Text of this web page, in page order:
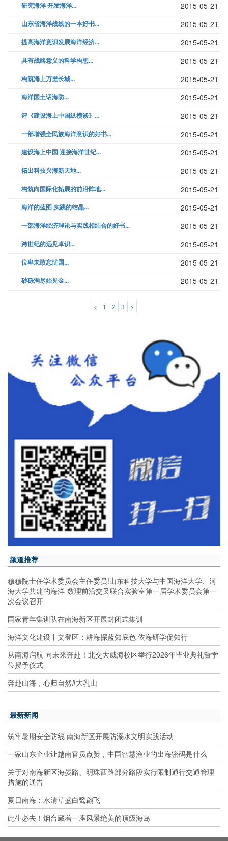
研究海洋 开发海洋... 2015-05-21
山东省海洋战线的一本好书... 2015-05-21
提高海洋意识发展海洋经济... 2015-05-21
具有战略意义的科学构想... 2015-05-21
构筑海上万里长城... 2015-05-21
海洋国土话海防... 2015-05-21
评《建设海上中国纵横谈》... 2015-05-21
一部增强全民族海洋意识的好书... 2015-05-21
建设海上中国 迎接海洋世纪... 2015-05-21
拓出科技兴海新天地... 2015-05-21
构筑向国际化拓展的前沿阵地... 2015-05-21
海洋的蓝图 实践的结晶... 2015-05-21
一部海洋经济理论与实践相结合的好书... 2015-05-21
跨世纪的远见卓识... 2015-05-21
位卑未敢忘忧国... 2015-05-21
砂砾淘尽始见金... 2015-05-21
< 1 2 3 >
频道推荐
穆穆院士任学术委员会主任委员!山东科技大学与中国海洋大学、河
海大学共建的海洋-数理前沿交叉联合实验室第一届学术委员会第一
次会议召开
国家青年集训队在南海新区开展封闭式集训
海洋文化建设丨文登区：耕海探蓝知底色 依海研学促知行
从南海启航 向未来奔赴！北交大威海校区举行2026年毕业典礼暨学
位授予仪式
奔赴山海，心归自然#大乳山
最新新闻
筑牢暑期安全防线 南海新区开展防溺水文明实践活动
一家山东企业让越南官员点赞，中国智慧渔业的出海密码是什么
关于对南海新区海晏路、明珠西路部分路段实行限制通行交通管理
措施的通告
夏日南海：水清草盛白鹭翩飞
此生必去！烟台藏着一座风景绝美的顶级海岛